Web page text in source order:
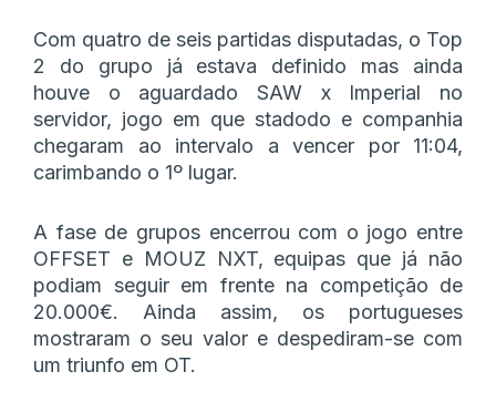
Com quatro de seis partidas disputadas, o Top
2 do grupo já estava definido mas ainda
houve o aguardado SAW x Imperial no
servidor, jogo em que stadodo e companhia
chegaram ao intervalo a vencer por 11:04,
carimbando o 1º lugar.
A fase de grupos encerrou com o jogo entre
OFFSET e MOUZ NXT, equipas que já não
podiam seguir em frente na competição de
20.000€. Ainda assim, os portugueses
mostraram o seu valor e despediram-se com
um triunfo em OT.